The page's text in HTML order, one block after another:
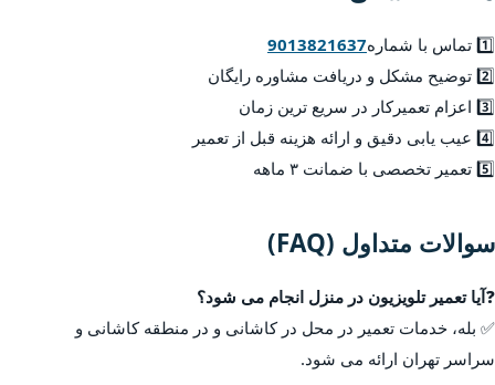
1️⃣ تماس با شماره
9013821637
2️⃣ توضیح مشکل و دریافت مشاوره رایگان
3️⃣ اعزام تعمیرکار در سریع ترین زمان
4️⃣ عیب یابی دقیق و ارائه هزینه قبل از تعمیر
5️⃣ تعمیر تخصصی با ضمانت ۳ ماهه
سوالات متداول (FAQ)
❓آیا تعمیر تلویزیون در منزل انجام می شود؟
✅ بله، خدمات تعمیر در محل در کاشانی و در منطقه کاشانی و
سراسر تهران ارائه می شود.